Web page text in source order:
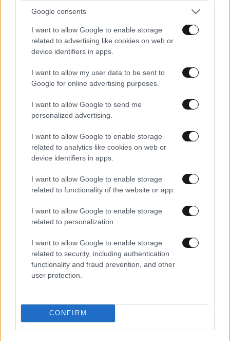
Google consents
I want to allow Google to enable storage
related to advertising like cookies on web or
device identifiers in apps.
I want to allow my user data to be sent to
Google for online advertising purposes.
I want to allow Google to send me
personalized advertising.
I want to allow Google to enable storage
related to analytics like cookies on web or
device identifiers in apps.
I want to allow Google to enable storage
related to functionality of the website or app.
I want to allow Google to enable storage
related to personalization.
I want to allow Google to enable storage
related to security, including authentication
functionality and fraud prevention, and other
user protection.
CONFIRM
Παλάτι Marivent: Πώς οι κληρονόμοι του
Ιωάννη Σαριδάκη αφαίρεσαν 1.300 έργα τέχνης
ΕΛΛΑΔΑ06·08·2026 00:09
Σαν σήμερα 6 Αυγούστου: Πεθαίνει η Ρίτα
Σακελλαρίου, η λαϊκή ντίβα που έκανε τη ζωή
της τραγούδι